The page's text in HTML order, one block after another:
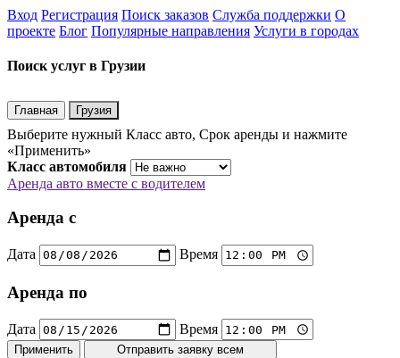
Вход Регистрация Поиск заказов Служба поддержки О
проекте Блог Популярные направления Услуги в городах
Поиск услуг в Грузии
Главная Грузия
Выберите нужный Класс авто, Срок аренды и нажмите
«Применить»
Класс автомобиля
Аренда авто вместе с водителем
Аренда с
Дата Время
Аренда по
Дата Время
Применить Отправить заявку всем